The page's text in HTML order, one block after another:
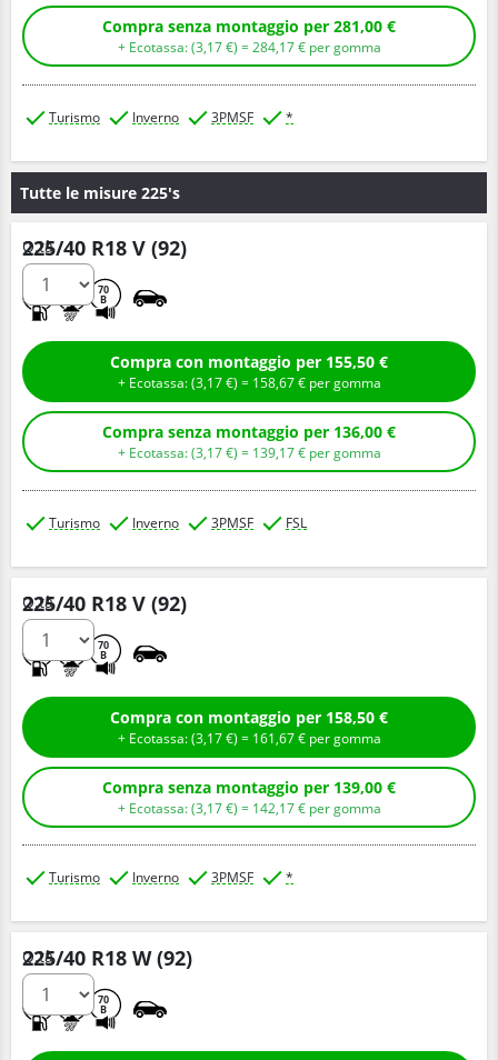
Compra senza montaggio per 281,00 €
+ Ecotassa: (3,17€ ) =284,17€ per gomma
Turismo Inverno 3PMSF *
Tutte le misure 225's
225/40 R18 V (92)
70
B
Q.tà
Compra con montaggio per 155,50 €
+ Ecotassa: (3,17€ ) = 158,67€ per gomma
Compra senza montaggio per 136,00 €
+ Ecotassa: (3,17€ ) = 139,17€ per gomma
Turismo Inverno 3PMSF FSL
225/40 R18 V (92)
70
B
Q.tà
Compra con montaggio per 158,50 €
+ Ecotassa: (3,17€ ) = 161,67€ per gomma
Compra senza montaggio per 139,00 €
+ Ecotassa: (3,17€ ) = 142,17€ per gomma
Turismo Inverno 3PMSF *
225/40 R18 W (92)
70
B
Q.tà